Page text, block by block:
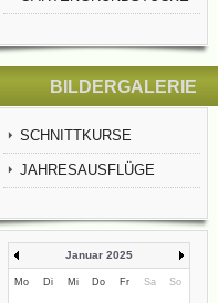
BILDERGALERIE
SCHNITTKURSE
JAHRESAUSFLÜGE
Januar 2025
Mo Di Mi Do Fr Sa So